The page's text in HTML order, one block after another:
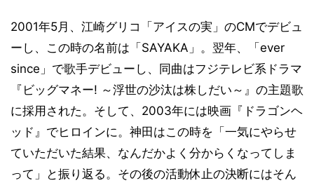
2001年5月、江崎グリコ「アイスの実」のCMでデビュ
ーし、この時の名前は「SAYAKA」。翌年、「ever
since」で歌手デビューし、同曲はフジテレビ系ドラマ
『ビッグマネー! ～浮世の沙汰は株しだい～』の主題歌
に採用された。そして、2003年には映画『ドラゴンヘ
ッド』でヒロインに。神田はこの時を「一気にやらせ
ていただいた結果、なんだかよく分からくなってしま
って」と振り返る。その後の活動休止の決断にはそん